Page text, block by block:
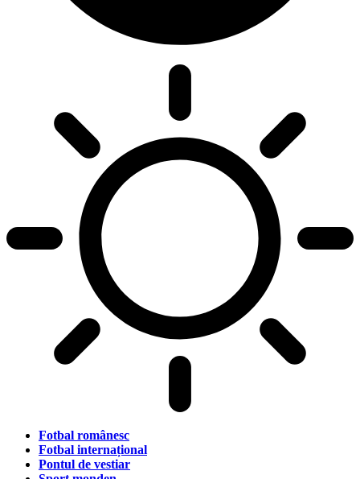
Fotbal românesc
Fotbal internațional
Pontul de vestiar